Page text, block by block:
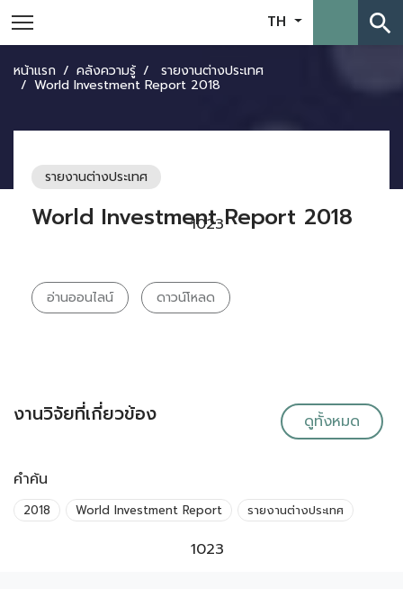
TH search
หน้าแรก คลังความรู้ รายงานต่างประเทศ
World Investment Report 2018
รายงานต่างประเทศ
1023
World Investment Report 2018
อ่านออนไลน์ ดาวน์โหลด
งานวิจัยที่เกี่ยวข้อง ดูทั้งหมด
คำค้น
2018 World Investment Report รายงานต่างประเทศ
1023